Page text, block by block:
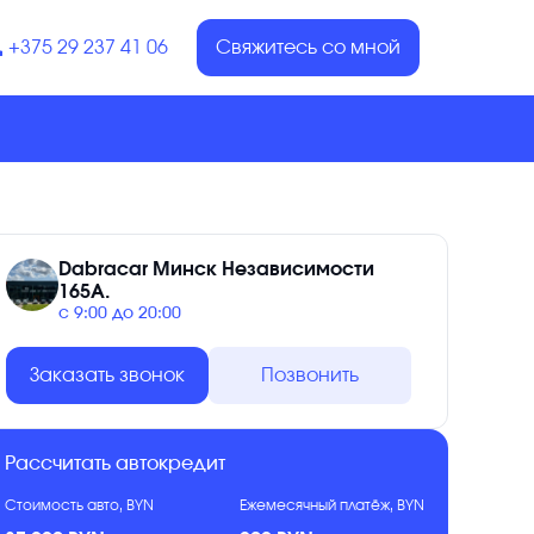
+375 29 237 41 06 Свяжитесь со мной
Dabracar Минск Независимости
165А.
с 9:00 до 20:00
Заказать звонок Позвонить
Рассчитать автокредит
Стоимость авто, BYN Ежемесячный платёж, BYN